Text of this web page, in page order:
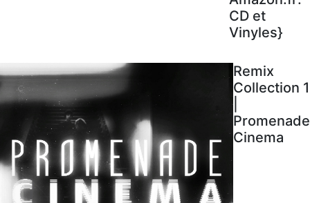
CD et
Vinyles}
Remix
Collection 1
Promenade
Cinema